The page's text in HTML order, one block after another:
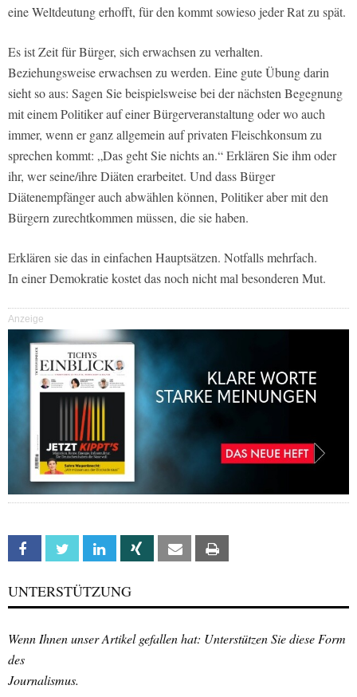
eine Weltdeutung erhofft, für den kommt sowieso jeder Rat zu spät.
Es ist Zeit für Bürger, sich erwachsen zu verhalten.
Beziehungsweise erwachsen zu werden. Eine gute Übung darin
sieht so aus: Sagen Sie beispielsweise bei der nächsten Begegnung
mit einem Politiker auf einer Bürgerveranstaltung oder wo auch
immer, wenn er ganz allgemein auf privaten Fleischkonsum zu
sprechen kommt: „Das geht Sie nichts an.“ Erklären Sie ihm oder
ihr, wer seine/ihre Diäten erarbeitet. Und dass Bürger
Diätenempfänger auch abwählen können, Politiker aber mit den
Bürgern zurechtkommen müssen, die sie haben.
Erklären sie das in einfachen Hauptsätzen. Notfalls mehrfach.
In einer Demokratie kostet das noch nicht mal besonderen Mut.
Anzeige
Facebook Twitter Linkedin Xing Email
UNTERSTÜTZUNG
Wenn Ihnen unser Artikel gefallen hat: Unterstützen Sie diese Form
des
Journalismus.